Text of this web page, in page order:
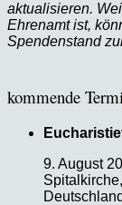
aktualisieren.
Ehrenamt ist,
Spendenstand
kommende
9. August
Deutschland